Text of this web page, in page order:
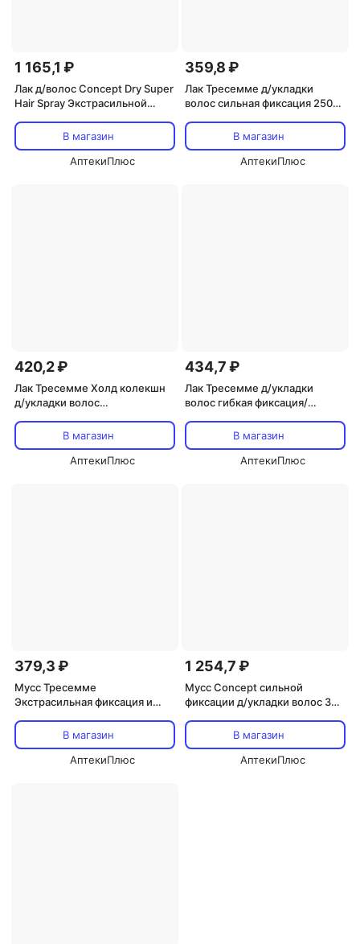
1 165,1 ₽
Лак д/волос Concept Dry Super
Hair Spray Экстрасильной
В магазин
АптекиПлюс
359,8 ₽
Лак Тресемме д/укладки
волос сильная фиксация 250
В магазин
АптекиПлюс
420,2 ₽
Лак Тресемме Холд колекшн
д/укладки волос
В магазин
АптекиПлюс
434,7 ₽
Лак Тресемме д/укладки
волос гибкая фиксация/
В магазин
АптекиПлюс
379,3 ₽
Мусс Тресемме
Экстрасильная фиксация и
мл, (90017603)
В магазин
АптекиПлюс
1 254,7 ₽
Мусс Concept сильной
фиксации д/укладки волос 300
В магазин
АптекиПлюс